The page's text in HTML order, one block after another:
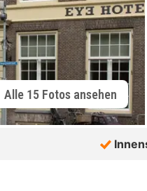
Alle 15 Fotos ansehen